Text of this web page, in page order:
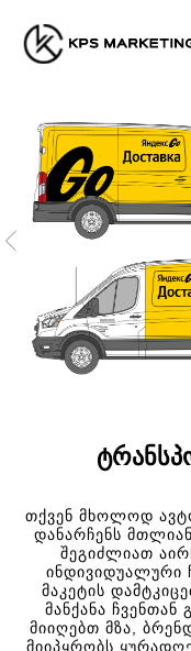
თქვენ მხოლოდ
დანარჩენს
შეგიძლიათ
ინდივიდუალური
მაკეტის
მანქანა
მიიღებთ მზა,
მიიპყრობს